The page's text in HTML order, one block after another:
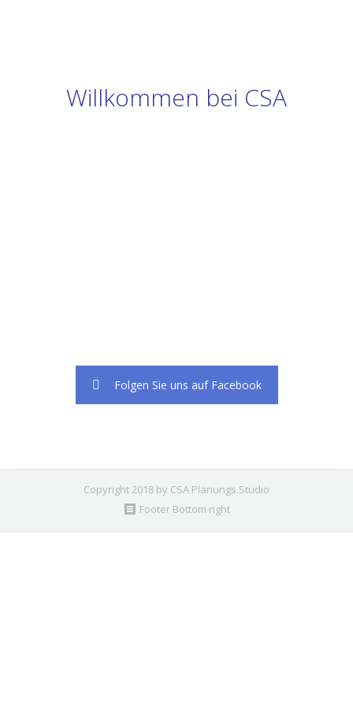
Willkommen bei CSA
Folgen Sie uns auf Facebook
Copyright 2018 by CSA Planungs.Studio
Footer Bottom right